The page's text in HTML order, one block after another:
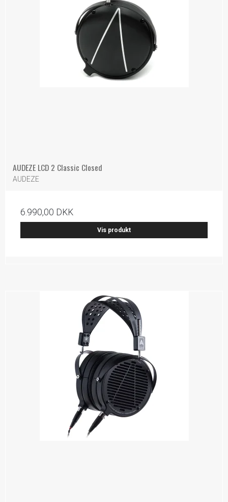
AUDEZE LCD 2 Classic Closed
AUDEZE
6.990,00 DKK
Vis produkt